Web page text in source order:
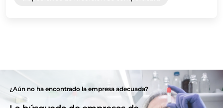
¿Aún no ha encontrado la empresa adecuada?